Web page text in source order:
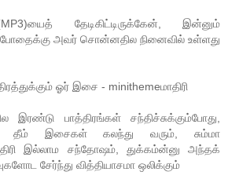
தேடிகிட்டிருக்கேன், இன்னும்
அவர் சொன்னதில நினைவில் உள்ளது
ஓர் இசை - minithemeமாதிரி
இரண்டு பாத்திரங்கள் சந்திச்சுக்கும்போது,
தீம் இசைகள் கலந்து வரும், சும்மா
இல்லாம சந்தோஷம், துக்கம்ன்னு அந்தக்
சேர்ந்து வித்தியாசமா ஒலிக்கும்